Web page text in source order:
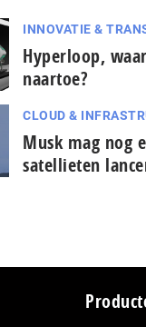
INNOVATIE &
Hyperloop,
naartoe?
CLOUD &
Musk mag nog
satellieten